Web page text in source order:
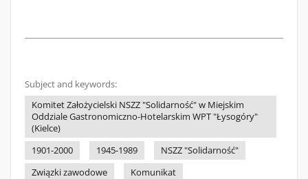
Subject and keywords:
Komitet Założycielski NSZZ "Solidarność" w Miejskim
Oddziale Gastronomiczno-Hotelarskim WPT "Łysogóry"
(Kielce)
1901-2000
1945-1989
NSZZ "Solidarność"
Związki zawodowe
Komunikat